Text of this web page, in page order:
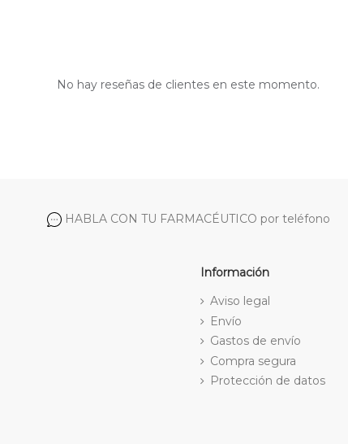
No hay reseñas de clientes en este momento.
HABLA CON TU FARMACÉUTICO por teléfono
Información
Aviso legal
Envío
Gastos de envío
Compra segura
Protección de datos